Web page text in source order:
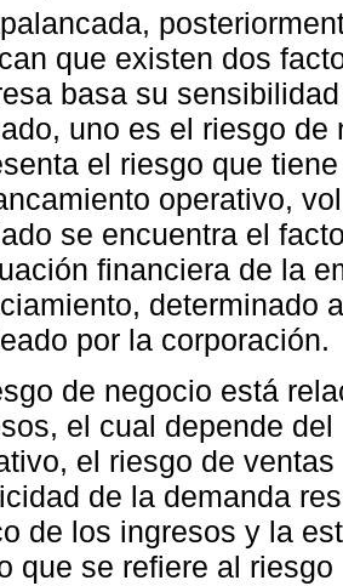
que existen dos
basa su
uno es el riesgo
el riesgo que
operativo,
se encuentra el
financiera de la
determinado
por la corporación.
de negocio está
el cual depende
el riesgo de
de la demanda
de los ingresos y la
que se refiere al